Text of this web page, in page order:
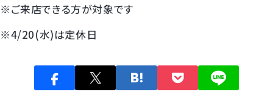
※ご来店できる方が対象です
※4/20(水)は定休日